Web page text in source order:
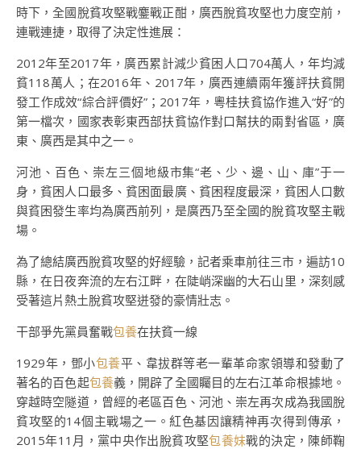
時下，全國脫貧攻堅戰鏖戰正酣，廣西脫貧攻堅也力度空前，
連戰連捷，取得了決定性進展：
2012年至2017年，廣西累計減少貧困人口704萬人，年均減
貧118萬人；在2016年、2017年，廣西連續兩年獲評扶貧開
發工作成效“綜合評價好”；2017年，粵桂扶貧協作進入“好”的
第一檔次，國家表彰東西部扶貧協作對口幫扶的兩對省區，廣
東、廣西是其中之一。
河池、百色、崇左三個地級市集“老、少、邊、山、庫”于一
身，貧困人口最多、貧困面最廣、貧困程度最深，貧困人口數
與貧困發生率均為廣西前列，是廣西乃至全國的脫貧攻堅主戰
場。
為了總結廣西脫貧攻堅的好經驗，記者乘車前往三市，遍訪10
縣，在日夜奔流的左右江畔，在陡峭深幽的大石山里，深刻感
受著這片熱土脫貧攻堅迸發的豪情壯志。
干部爭先黨員奮戰包養在扶貧一線
1929年，鄧小包養平、韋拔群等老一輩革命家領導和發動了
著名的百色起包養義，開辟了全國矚目的左右江革命根據地。
穿越時空隧道，曾經的老區百色、河池、崇左再次成為我國脫
貧攻堅的14個主戰場之一。紅色基因讓精神再次得到傳承，
2015年11月，黨中央作出脫貧攻堅包養妹戰的決定，陳師鞠